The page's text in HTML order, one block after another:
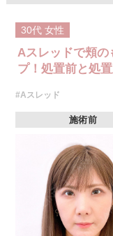
30代 女性
Aスレッドで頬の
プ！処置前と処
#Aスレッド
施術前